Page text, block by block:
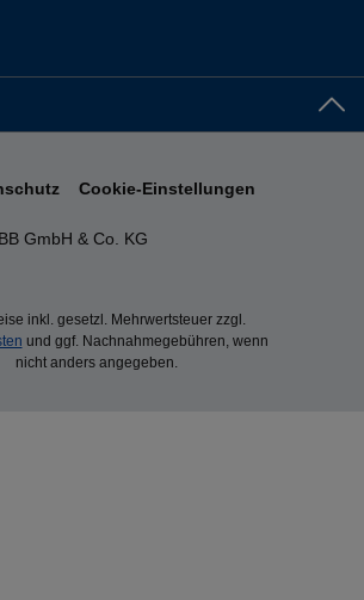
GmbH & Co. KG
Cookie-Einstellungen
inkl. gesetzl. Mehrwertsteuer zzgl.
und ggf. Nachnahmegebühren, wenn
nicht anders angegeben.